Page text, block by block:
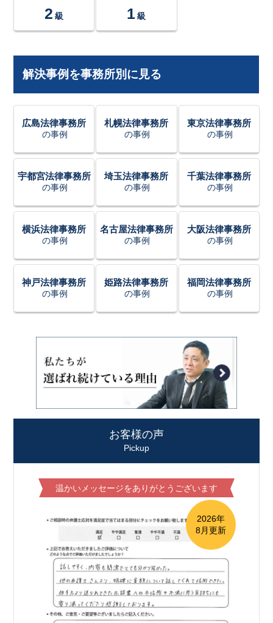
2 級 1 級
解決事例を事務所別に見る
広島法律事務所
の事例
札幌法律事務所
の事例
東京法律事務所
の事例
宇都宮法律事務所
の事例
埼玉法律事務所
の事例
千葉法律事務所
の事例
横浜法律事務所
の事例
名古屋法律事務所
の事例
大阪法律事務所
の事例
神戸法律事務所
の事例
姫路法律事務所
の事例
福岡法律事務所
の事例
お客様の声
Pickup
温かいメッセージをありがとうございます
2026年
8月更新